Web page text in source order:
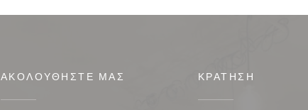
ΑΚΟΛΟΥΘΉΣΤΕ ΜΑΣ ΚΡΆΤΗΣΗ